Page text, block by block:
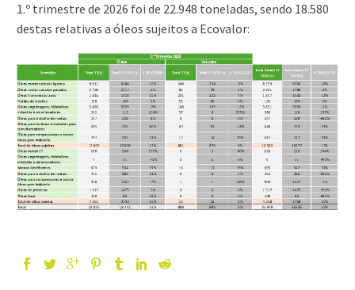
1.º trimestre de 2026 foi de 22.948 toneladas, sendo 18.580
destas relativas a óleos sujeitos a Ecovalor: